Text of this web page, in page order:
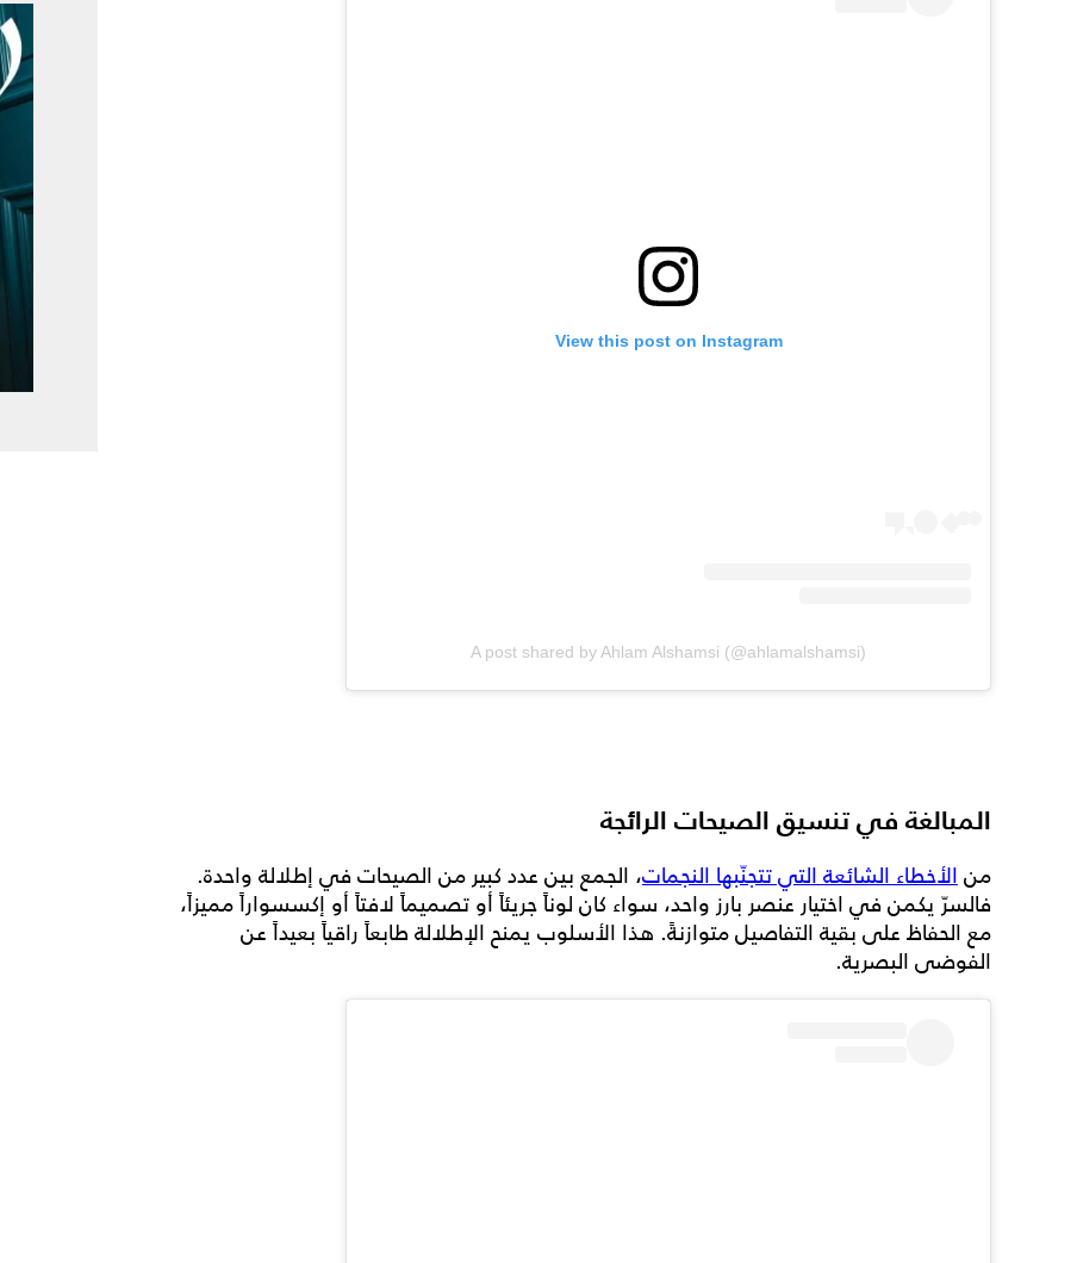
View this post on Instagram
A post shared by Ahlam Alshamsi (@ahlamalshamsi)
المبالغة في تنسيق الصيحات الرائجة
منالأخطاء الشائعة التي تتجنّبها النجمات، الجمع بين عدد كبير من الصيحات في إطلالة واحدة.
فالسرّ يكمن في اختيار عنصر بارز واحد، سواء كان لوناً جريئاً أو تصميماً لافتاً أو إكسسواراً مميزاً،
مع الحفاظ على بقية التفاصيل متوازنةً. هذا الأسلوب يمنح الإطلالة طابعاً راقياً بعيداً عن
الفوضى البصرية.